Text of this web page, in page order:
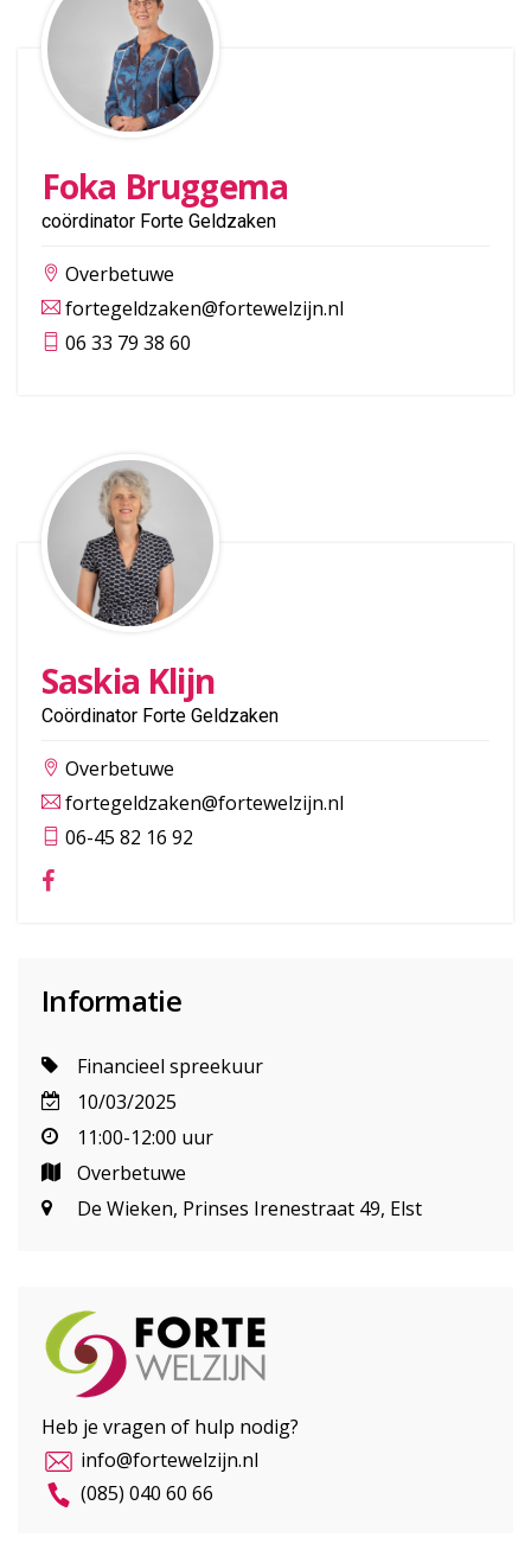
Foka Bruggema
coördinator Forte Geldzaken
Overbetuwe
fortegeldzaken@fortewelzijn.nl
06 33 79 38 60
Saskia Klijn
Coördinator Forte Geldzaken
Overbetuwe
fortegeldzaken@fortewelzijn.nl
06-45 82 16 92
Informatie
Financieel spreekuur
10/03/2025
11:00-12:00 uur
Overbetuwe
De Wieken, Prinses Irenestraat 49, Elst
Heb je vragen of hulp nodig?
info@fortewelzijn.nl
(085) 040 60 66